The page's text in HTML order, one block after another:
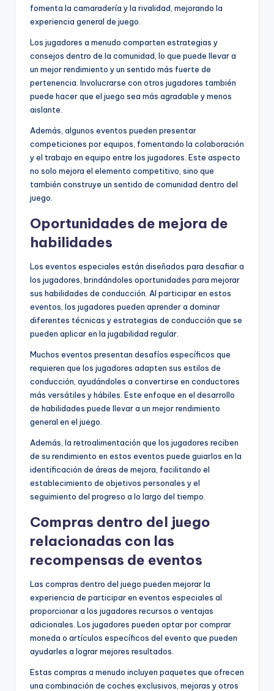
fomenta la camaradería y la rivalidad, mejorando la
experiencia general de juego.
Los jugadores a menudo comparten estrategias y
consejos dentro de la comunidad, lo que puede llevar a
un mejor rendimiento y un sentido más fuerte de
pertenencia. Involucrarse con otros jugadores también
puede hacer que el juego sea más agradable y menos
aislante.
Además, algunos eventos pueden presentar
competiciones por equipos, fomentando la colaboración
y el trabajo en equipo entre los jugadores. Este aspecto
no solo mejora el elemento competitivo, sino que
también construye un sentido de comunidad dentro del
juego.
Oportunidades de mejora de
habilidades
Los eventos especiales están diseñados para desafiar a
los jugadores, brindándoles oportunidades para mejorar
sus habilidades de conducción. Al participar en estos
eventos, los jugadores pueden aprender a dominar
diferentes técnicas y estrategias de conducción que se
pueden aplicar en la jugabilidad regular.
Muchos eventos presentan desafíos específicos que
requieren que los jugadores adapten sus estilos de
conducción, ayudándoles a convertirse en conductores
más versátiles y hábiles. Este enfoque en el desarrollo
de habilidades puede llevar a un mejor rendimiento
general en el juego.
Además, la retroalimentación que los jugadores reciben
de su rendimiento en estos eventos puede guiarlos en la
identificación de áreas de mejora, facilitando el
establecimiento de objetivos personales y el
seguimiento del progreso a lo largo del tiempo.
Compras dentro del juego
relacionadas con las
recompensas de eventos
Las compras dentro del juego pueden mejorar la
experiencia de participar en eventos especiales al
proporcionar a los jugadores recursos o ventajas
adicionales. Los jugadores pueden optar por comprar
moneda o artículos específicos del evento que pueden
ayudarles a lograr mejores resultados.
Estas compras a menudo incluyen paquetes que ofrecen
una combinación de coches exclusivos, mejoras y otros